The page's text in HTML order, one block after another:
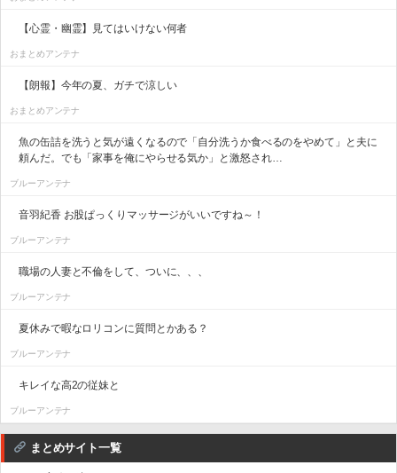
【心霊・幽霊】見てはいけない何者
おまとめアンテナ
【朗報】今年の夏、ガチで涼しい
おまとめアンテナ
魚の缶詰を洗うと気が遠くなるので「自分洗うか食べるのをやめて」と夫に
頼んだ。でも「家事を俺にやらせる気か」と激怒され…
ブルーアンテナ
音羽紀香 お股ぱっくりマッサージがいいですね～！
ブルーアンテナ
職場の人妻と不倫をして、ついに、、、
ブルーアンテナ
夏休みで暇なロリコンに質問とかある？
ブルーアンテナ
キレイな高2の従妹と
ブルーアンテナ
まとめサイト一覧